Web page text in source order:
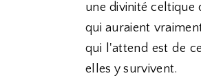
une divinité celtique
qui auraient
qui l'attend est de
elles y survivent.